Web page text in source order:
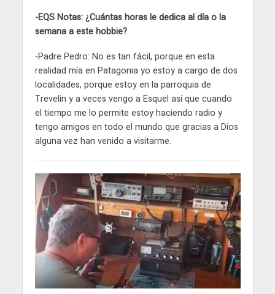
-EQS Notas: ¿Cuántas horas le dedica al día o la
semana a este hobbie?
-Padre Pedro: No es tan fácil, porque en esta
realidad mía en Patagonia yo estoy a cargo de dos
localidades, porque estoy en la parroquia de
Trevelin y a veces vengo a Esquel así que cuando
el tiempo me lo permite estoy haciendo radio y
tengo amigos en todo el mundo que gracias a Dios
alguna vez han venido a visitarme.